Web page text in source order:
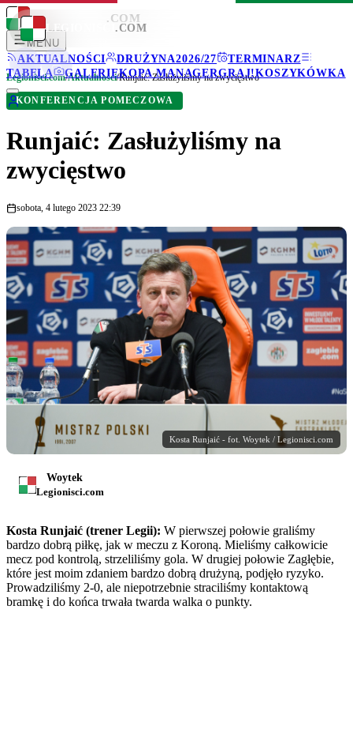
LEGIONISCI .COM
MENU
AKTUALNOŚCI
DRUŻYNA2026/27
TERMINARZ
TABELA
GALERIEKOPA MANAGERGRAJ!KOSZYKÓWKA
LEGIONISCI .COM
Legionisci.com/Aktualności/Runjaić: Zasłużyliśmy na zwycięstwo
KONFERENCJA POMECZOWA
Runjaić: Zasłużyliśmy na
zwycięstwo
sobota, 4 lutego 2023 22:39
Kosta Runjaić - fot. Woytek / Legionisci.com
Woytek
Legionisci.com
Kosta Runjaić (trener Legii): W pierwszej połowie graliśmy
bardzo dobrą piłkę, jak w meczu z Koroną. Mieliśmy całkowicie
mecz pod kontrolą, strzeliliśmy gola. W drugiej połowie Zagłębie,
które jest moim zdaniem bardzo dobrą drużyną, podjęło ryzyko.
Prowadziliśmy 2-0, ale niepotrzebnie straciliśmy kontaktową
bramkę i do końca trwała twarda walka o punkty.